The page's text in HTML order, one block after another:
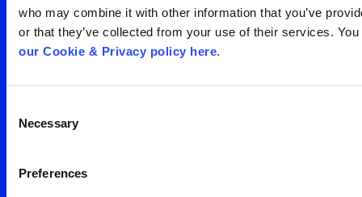
who may combine it with other information that you’ve
or that they’ve collected from your use of their services.
our Cookie & Privacy policy here
Selection
Necessary
Preferences
Escritório São Paulo
Av. Francisco Matarazzo,